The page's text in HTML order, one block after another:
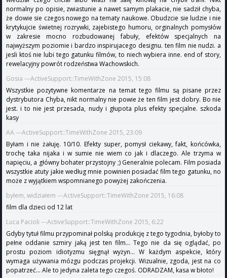
normalny po opisie, zwiastunie a nawet samym plakacie, nie sadził chyba,
że dowie sie czegos nowego na tematy naukowe. Obudzcie sie ludzie i nie
krytykujcie świetnej rozrywki, zajebistego humoru, orginalnych pomysłów
w zakresie mocno rozbudowanej fabuły, efektów specjalnych na
najwyższym poziomie i bardzo inspirujacego designu. ten film nie nudzi. a
jesli ktoś nie lubi tego gatunku filmów, to niech wybiera inne. end of story,
rewelacyjny powrót rodzeństwa Wachowskich.
Gosia ---ActiveSupport::TimeWithZone 2015, 15:08
Wszystkie pozytywne komentarze na temat tego filmu są pisane przez
dystrybutora Chyba, nikt normalny nie powie że ten film jest dobry. Bo nie
jest. i to nie jest przesada, nudy i głupota plus efekty specjalne. szkoda
kasy
AA ---ActiveSupport::TimeWithZone 2015, 23:09
Byłam i nie żałuję. 10/10. Efekty super, pomysł ciekawy, fakt, końcówka,
trochę taka nijaka i w sumie nie wiem co jak i dlaczego. Ale trzyma w
napięciu, a główny bohater przystojny ;) Generalnie polecam. Film posiada
wszystkie atuty jakie według mnie powinien posiadać film tego gatunku, no
może z wyjątkiem wspomnianego powyżej zakończenia.
byłem, widziałem ---ActiveSupport::TimeWithZone 2015, 16:08
film dla dzieci od 12 lat
Luca Pacioli ---ActiveSupport::TimeWithZone 2015, 6:22
Gdyby tytuł filmu przypominał polską produkcję z tego tygodnia, byłoby to
pełne oddanie szmiry jaką jest ten film... Tego nie da się oglądać, po
prostu poziom idiotyzmu sięgnął wyżyn... W każdym aspekcie, który
wymaga używania mózgu podczas projekcji. Wizualnie, zgoda, jest na co
popatrzeć... Ale to jedyna zaleta tego czegoś. ODRADZAM, kasa w błoto!